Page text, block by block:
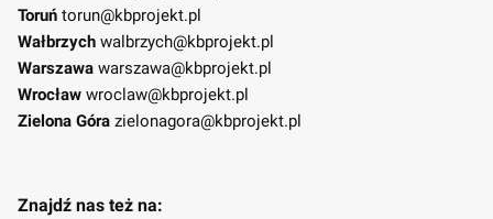
Toruń torun@kbprojekt.pl
Wałbrzych walbrzych@kbprojekt.pl
Warszawa warszawa@kbprojekt.pl
Wrocław wroclaw@kbprojekt.pl
Zielona Góra zielonagora@kbprojekt.pl
Znajdź nas też na: